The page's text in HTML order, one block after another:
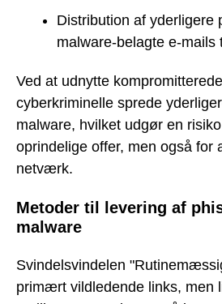
Distribution af yderligere
malware-belagte e-mails
Ved at udnytte
cyberkriminelle sprede
malware, hvilket udgør en
oprindelige offer, men også for
netværk.
Metoder til levering af
malware
Svindelsvindelen
primært vildledende links, men